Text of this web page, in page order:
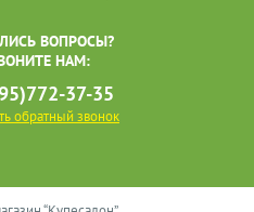
ВОПРОСЫ?
НАМ:
37-35
обратный звонок